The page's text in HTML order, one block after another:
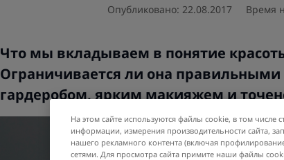
Опубликовано: 22.08.2017 Время
Что мы вкладываем в понятие
Ограничивается ли она
гардеробом, ярким макияжем и
На этом сайте используются файлы cookie, в том числе
информации, измерения производительности сайта,
нашего рекламного контента (включая
сетями. Для просмотра сайта примите наши файлы